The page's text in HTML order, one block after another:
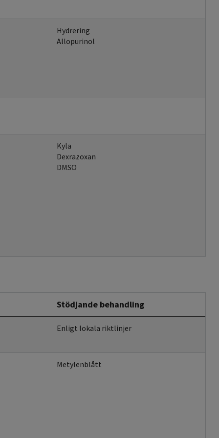
Hydrering
Allopurinol
Kyla
Dexrazoxan
DMSO
Stödjande behandling
Enligt lokala riktlinjer
Metylenblått